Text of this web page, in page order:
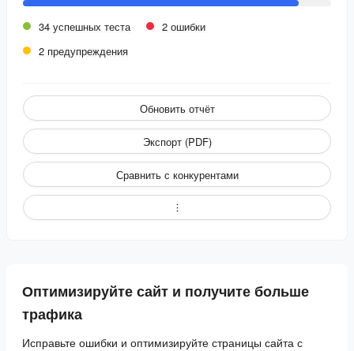
34 успешных теста
2 ошибки
2 предупреждения
Обновить отчёт
Экспорт (PDF)
Сравнить с конкурентами
Оптимизируйте сайт и получите больше
трафика
Исправьте ошибки и оптимизируйте страницы сайта с